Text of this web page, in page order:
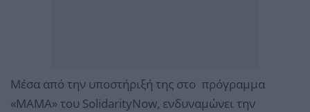
Μέσα από την υποστήριξή της στο πρόγραμμα
«ΜΑΜΑ» του SolidarityNow, ενδυναμώνει την